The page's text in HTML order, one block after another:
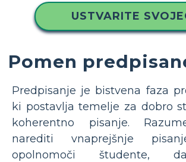
USTVARITE
Pomen
Predpisanje je bistvena faza
ki postavlja temelje za dobro
koherentno pisanje.
narediti vnaprejšnje
opolnomoči študente,